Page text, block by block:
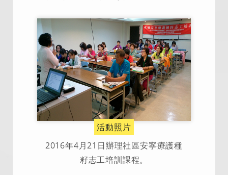
活動照片
2016年4月21日辦理社區安寧療護種
籽志工培訓課程。